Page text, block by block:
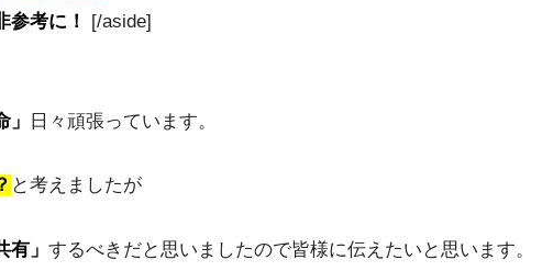
参考に！
[/aside]
」 日々頑張っています。
と考えましたが
」 するべきだと思いましたので皆様に伝えたいと思います。